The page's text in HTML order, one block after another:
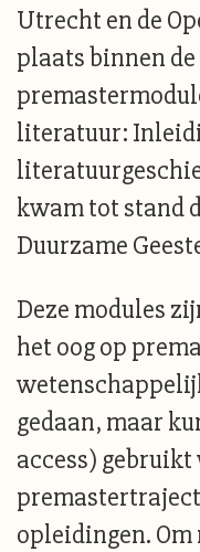
Utrecht en de
plaats binnen
literatuur:
kwam tot stand
Duurzame
Deze modules
het oog op
gedaan, maar
access)
opleidingen.